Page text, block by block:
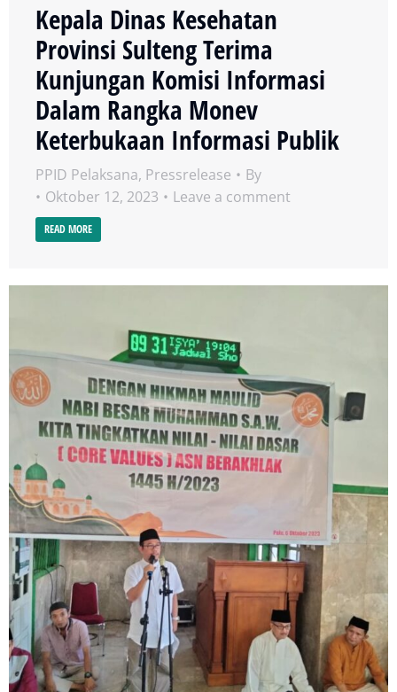
Kepala Dinas Kesehatan
Provinsi Sulteng Terima
Kunjungan Komisi Informasi
Dalam Rangka Monev
Keterbukaan Informasi Publik
PPID Pelaksana, Pressrelease
By
Oktober 12, 2023
Leave a comment
READ MORE